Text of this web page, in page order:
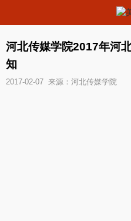
河北传媒学院2017年河
知
2017-02-07 来源：河北传媒学院